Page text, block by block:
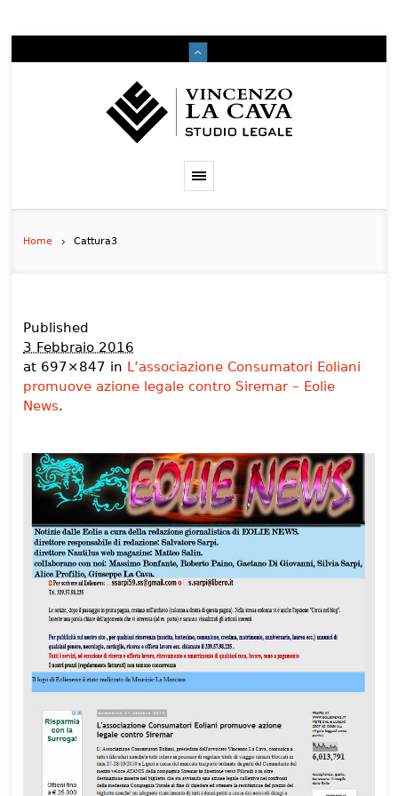
Home Cattura3
Published
3 Febbraio 2016
at 697×847 in L’associazione Consumatori Eoliani
promuove azione legale contro Siremar – Eolie
News.